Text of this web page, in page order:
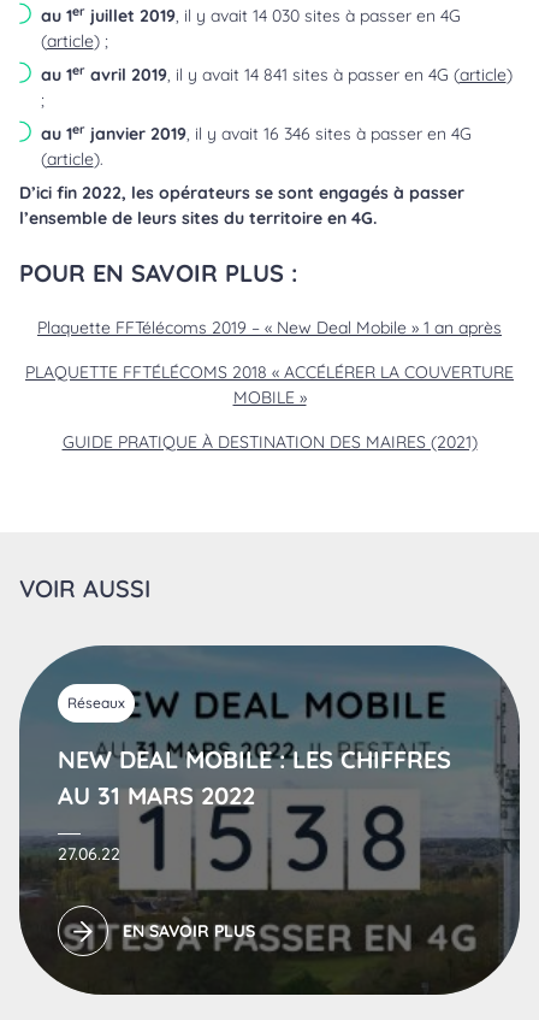
au 1erjuillet 2019, il y avait 14 030 sites à passer en 4G
(article) ;
au 1eravril 2019, il y avait 14 841 sites à passer en 4G (article)
;
au 1erjanvier 2019, il y avait 16 346 sites à passer en 4G
(article).
D’ici fin 2022, les opérateurs se sont engagés à passer
l’ensemble de leurs sites du territoire en 4G.
POUR EN SAVOIR PLUS :
Plaquette FFTélécoms 2019 – « New Deal Mobile » 1 an après
PLAQUETTE FFTÉLÉCOMS 2018 « ACCÉLÉRER LA COUVERTURE
MOBILE »
GUIDE PRATIQUE À DESTINATION DES MAIRES (2021)
VOIR AUSSI
Réseaux
NEW DEAL MOBILE : LES CHIFFRES
AU 31 MARS 2022
27.06.22
EN SAVOIR PLUS